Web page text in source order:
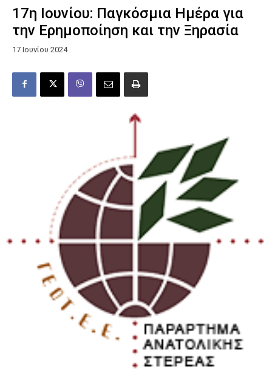
17η Ιουνίου: Παγκόσμια Ημέρα για
την Ερημοποίηση και την Ξηρασία
17 Ιουνίου 2024